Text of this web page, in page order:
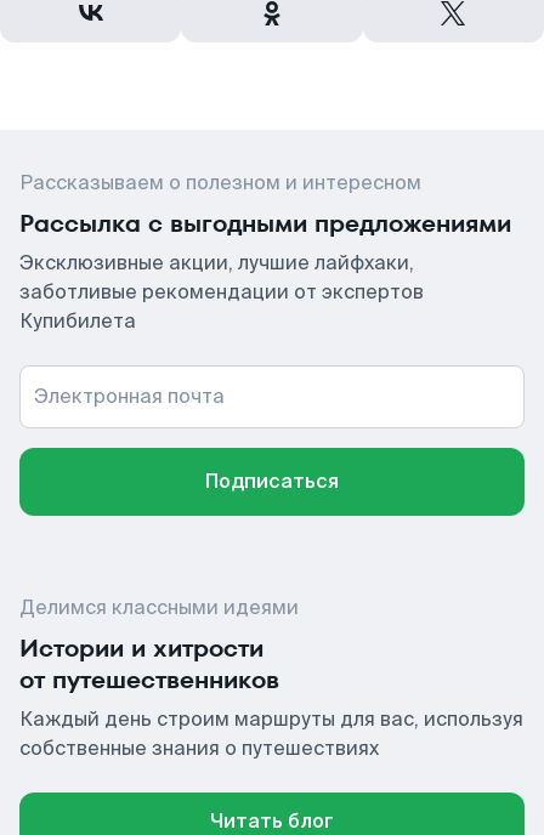
Рассказываем о полезном и интересном
Рассылка с выгодными предложениями
Эксклюзивные акции, лучшие лайфхаки,
заботливые рекомендации от экспертов
Купибилета
Электронная почта
Подписаться
Делимся классными идеями
Истории и хитрости
от путешественников
Каждый день строим маршруты для вас, используя
собственные знания о путешествиях
Читать блог